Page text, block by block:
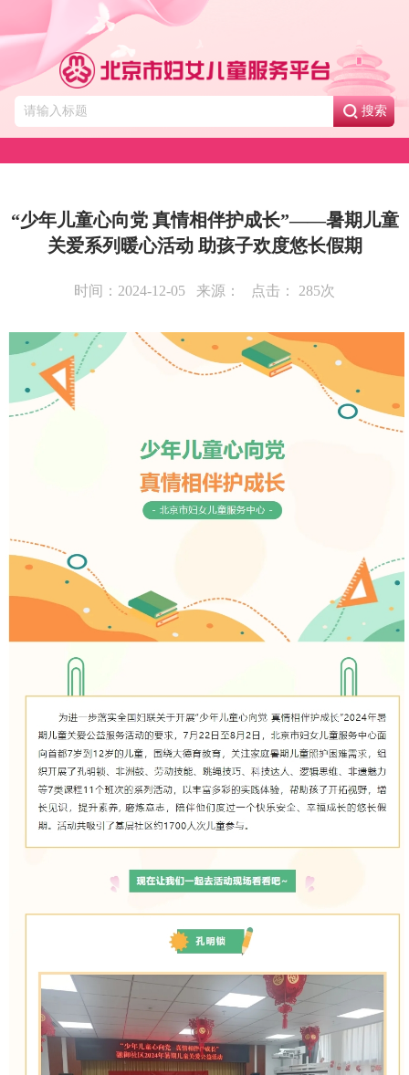
搜索
“少年儿童心向党 真情相伴护成长”——暑期儿童
关爱系列暖心活动 助孩子欢度悠长假期
时间：2024-12-05 来源： 点击： 285次